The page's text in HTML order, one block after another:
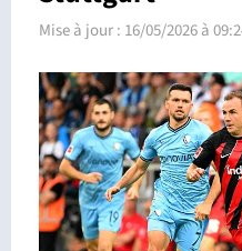
Mise à jour : 16/05/2026 à